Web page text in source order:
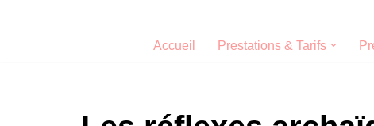
Accueil Prestations & Tarifs